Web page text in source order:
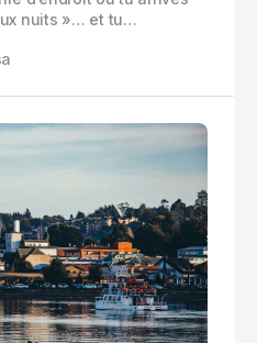
nuits »… et tu